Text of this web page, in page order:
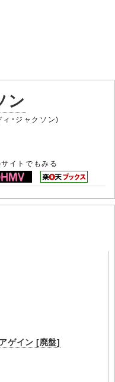
ン
・ジャクソン)
イトでもみる
アゲイン [廃盤]